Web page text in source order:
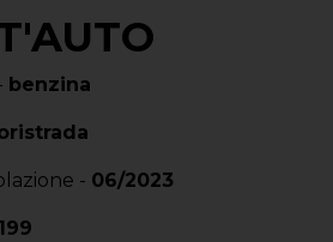
benzina
- 06/2023